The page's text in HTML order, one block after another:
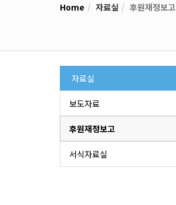
Home 자료실 후원재정보고
자료실
보도자료
후원재정보고
서식자료실